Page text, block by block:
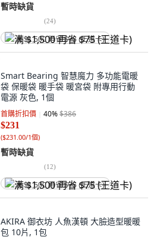
暫時缺貨
(24)
满 $1,500 再省 $75 (王道卡)
Smart Bearing 智慧魔力 多功能電暖
袋 保暖袋 暖手袋 暖宮袋 附專用行動
電源 灰色, 1個
首購折扣價 40%$386
$231
($231.00/1個)
暫時缺貨
(12)
满 $1,500 再省 $75 (王道卡)
AKIRA 御衣坊 人魚漢頓 大臉造型暖暖
包 10片, 1包